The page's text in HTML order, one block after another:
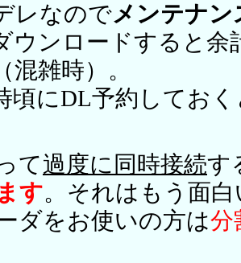
レなのでメンテナ
ウンロードすると余
混雑時）。
頃にDL予約してお
て過度に同時接続す
す。それはもう面
ダをお使いの方は分